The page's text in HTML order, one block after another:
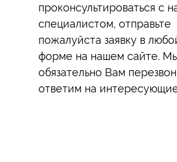
проконсультироваться с
специалистом, отправьте
пожалуйста заявку в
форме на нашем сайте.
обязательно Вам
ответим на